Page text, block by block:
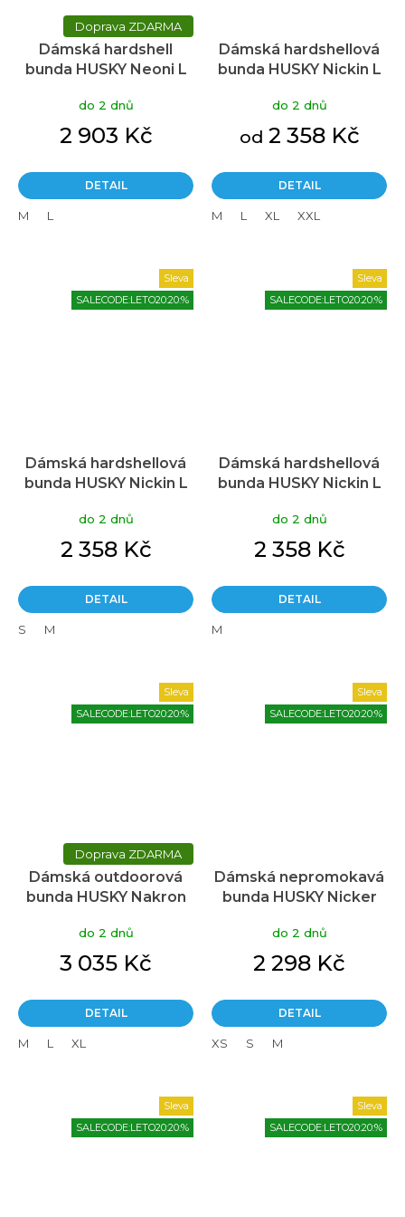
ZDARMA
Dámská hardshell
bunda HUSKY Neoni L
do 2 dnů
2 903 Kč
DETAIL
M L
Dámská hardshellová
bunda HUSKY Nickin L
do 2 dnů
od 2 358 Kč
DETAIL
M L XL XXL
Sleva
SALECODE:LETO20:20:%
Dámská hardshellová
bunda HUSKY Nickin L
do 2 dnů
2 358 Kč
DETAIL
S M
Sleva
SALECODE:LETO20:20:%
Dámská hardshellová
bunda HUSKY Nickin L
do 2 dnů
2 358 Kč
DETAIL
M
Sleva
SALECODE:LETO20:20:%
ZDARMA
Dámská outdoorová
bunda HUSKY Nakron
do 2 dnů
3 035 Kč
DETAIL
M L XL
Sleva
SALECODE:LETO20:20:%
Dámská nepromokavá
bunda HUSKY Nicker
Průměrné
produktu
je
5,0
5
hvězdiček.
do 2 dnů
2 298 Kč
DETAIL
XS S M
Sleva
SALECODE:LETO20:20:%
Sleva
SALECODE:LETO20:20:%